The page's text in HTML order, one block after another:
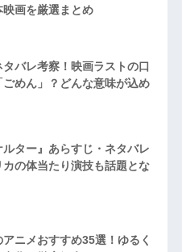
画を厳選まとめ
タバレ考察！映画ラストの口
めん」？どんな意味が込め
ルター』あらすじ・ネタバレ
の体当たり演技も話題とな
アニメおすすめ35選！ゆるく